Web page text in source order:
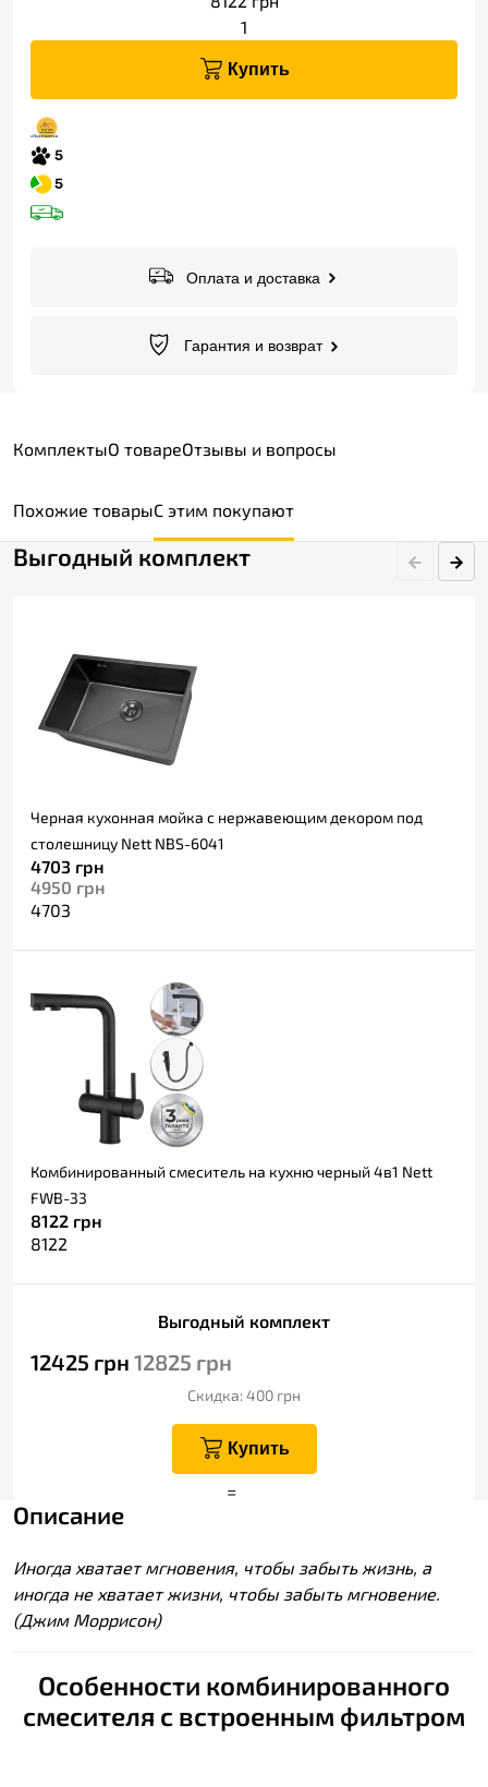
1
Купить
Оплата и доставка
Гарантия и возврат
КомплектыО товареОтзывы и вопросы
Похожие товарыС этим покупают
Выгодный комплект
Черная кухонная мойка с нержавеющим декором под
столешницу Nett NBS-6041
4703 грн
4950 грн
4703
+
Комбинированный смеситель на кухню черный 4в1 Nett
FWB-33
8122 грн
8122
=
Выгодный комплект
12425 грн 12825 грн
Скидка: 400 грн
Купить
Описание
Иногда хватает мгновения, чтобы забыть жизнь, а
иногда не хватает жизни, чтобы забыть мгновение.
(Джим Моррисон)
Особенности комбинированного
смесителя с встроенным фильтром